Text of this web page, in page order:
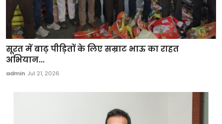
सूरत में बाढ़ पीड़ितों के लिए सम्राट भाऊ का राहत
अभियान...
admin Jul 21, 2026